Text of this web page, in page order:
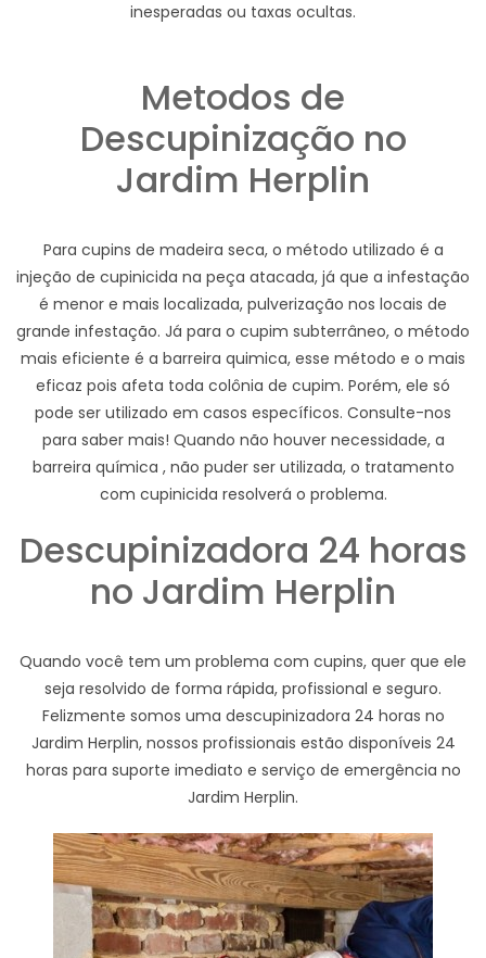
inesperadas ou taxas ocultas.
Metodos de
Descupinização no
Jardim Herplin
Para cupins de madeira seca, o método utilizado é a
injeção de cupinicida na peça atacada, já que a infestação
é menor e mais localizada, pulverização nos locais de
grande infestação. Já para o cupim subterrâneo, o método
mais eficiente é a barreira quimica, esse método e o mais
eficaz pois afeta toda colônia de cupim. Porém, ele só
pode ser utilizado em casos específicos. Consulte-nos
para saber mais! Quando não houver necessidade, a
barreira química , não puder ser utilizada, o tratamento
com cupinicida resolverá o problema.
Descupinizadora 24 horas
no Jardim Herplin
Quando você tem um problema com cupins, quer que ele
seja resolvido de forma rápida, profissional e seguro.
Felizmente somos uma descupinizadora 24 horas no
Jardim Herplin, nossos profissionais estão disponíveis 24
horas para suporte imediato e serviço de emergência no
Jardim Herplin.